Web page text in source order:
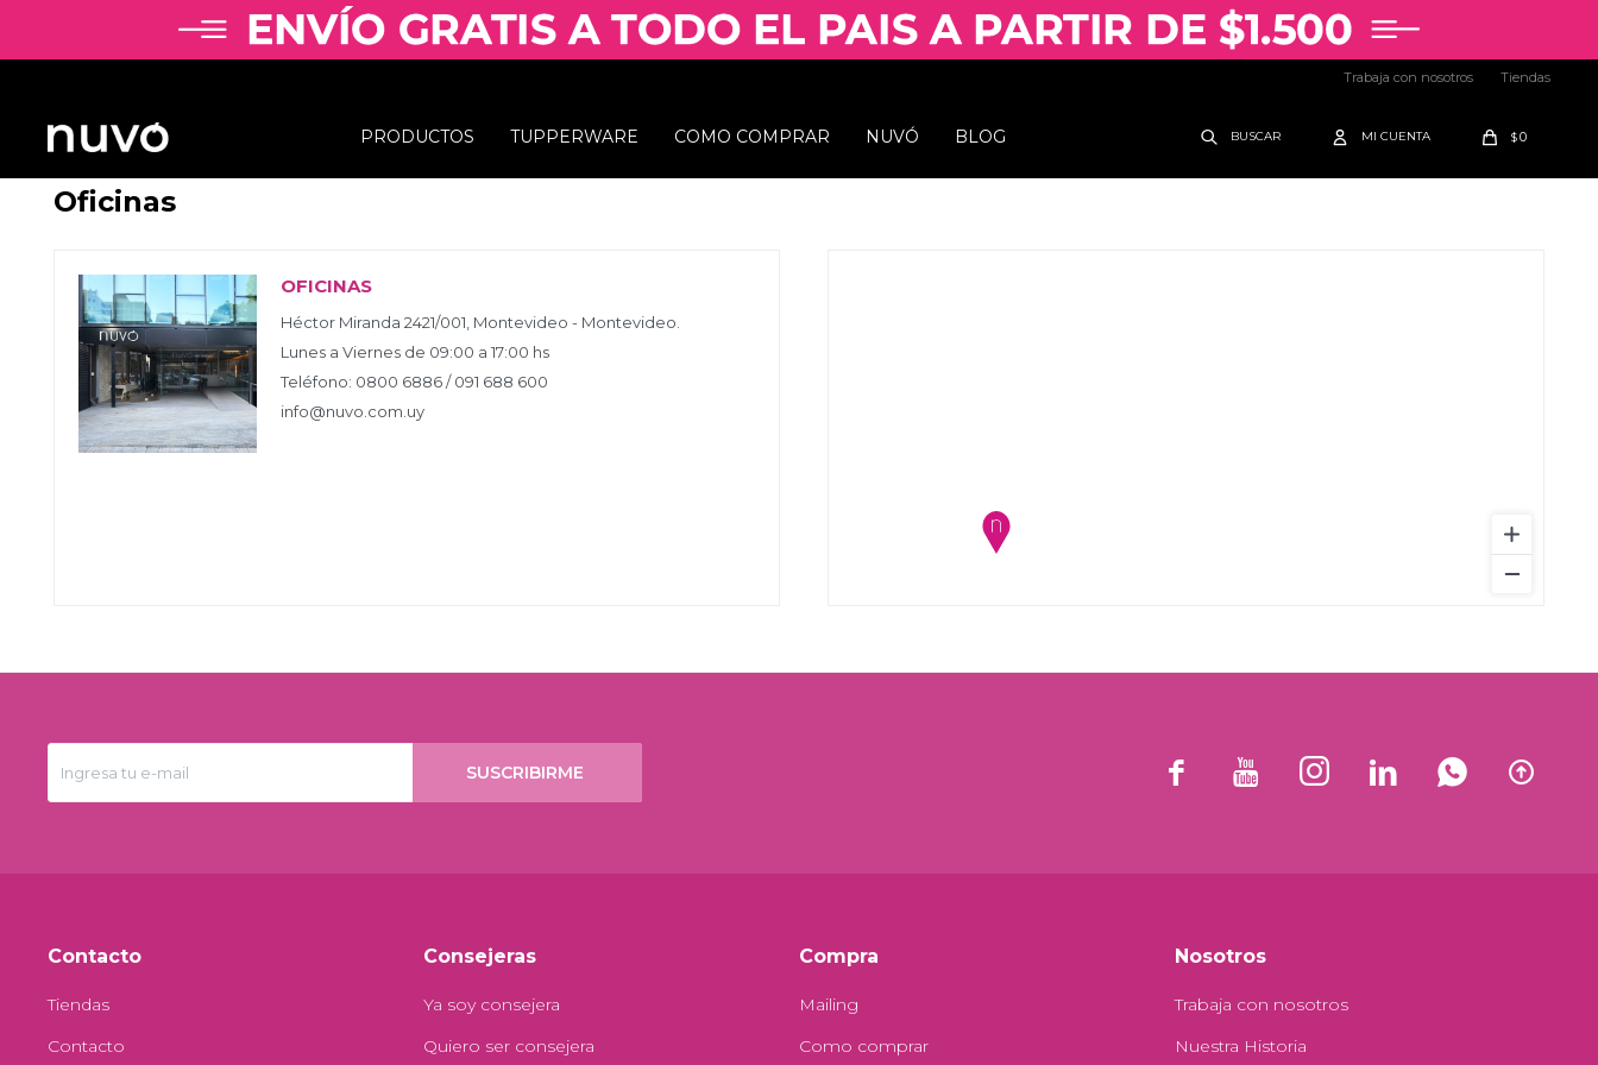
PRODUCTOS TUPPERWARE COMO COMPRAR NUVÓ BLOG $0
Trabaja con nosotros Tiendas
Oficinas
OFICINAS
Héctor Miranda 2421/001, Montevideo - Montevideo.
Lunes a Viernes de 09:00 a 17:00 hs
Teléfono: 0800 6886 / 091 688 600
info@nuvo.com.uy
SUSCRIBIRME      
Contacto
Tiendas
Contacto
Consejeras
Ya soy consejera
Quiero ser consejera
Compra
Mailing
Como comprar
Nosotros
Trabaja con nosotros
Nuestra Historia